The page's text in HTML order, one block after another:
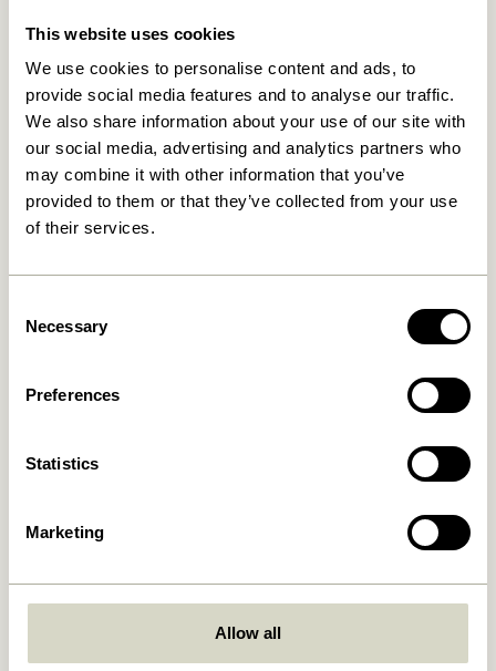
This website uses cookies
We use cookies to personalise content and ads, to
provide social media features and to analyse our traffic.
We also share information about your use of our site with
our social media, advertising and analytics partners who
may combine it with other information that you’ve
provided to them or that they’ve collected from your use
of their services.
Selection
Necessary
Preferences
Statistics
Marketing
Allow all
Relaterede varer
1.249,00kr.
Current Kurv Natur/Sort
669,00kr.